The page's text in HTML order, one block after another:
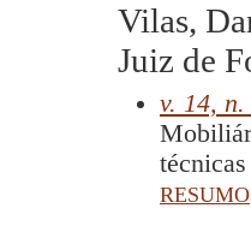
Vilas,
Juiz de
v. 14,
RESUMO